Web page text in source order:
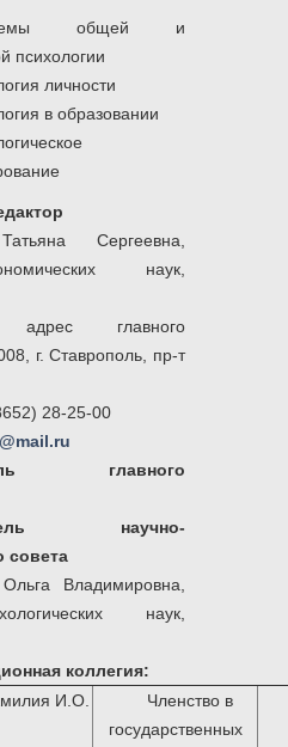
общей и
психологии
личности
в образовании
Сергеевна,
наук,
адрес главного
г. Ставрополь, пр-т
28-25-00
главного
научно-
совета
Владимировна,
наук,
коллегия:
И.О.
Членство в
государственных